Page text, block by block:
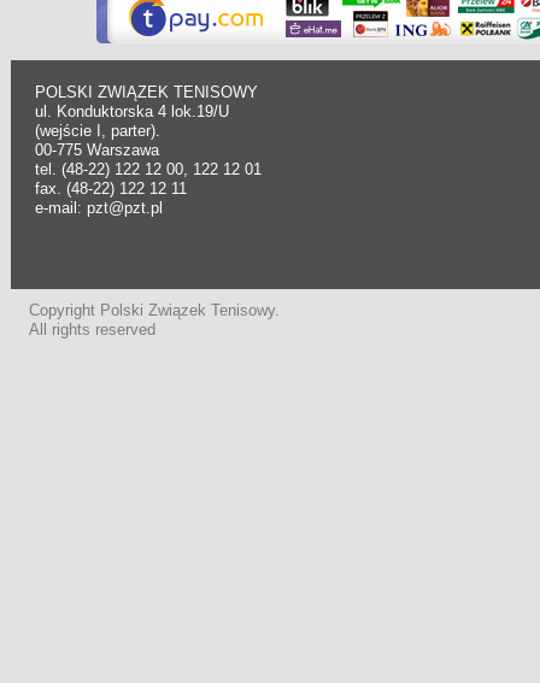
POLSKI ZWIĄZEK TENISOWY
ul. Konduktorska 4 lok.19/U
(wejście I, parter).
00-775 Warszawa
tel. (48-22) 122 12 00, 122 12 01
fax. (48-22) 122 12 11
e-mail: pzt@pzt.pl
Copyright Polski Związek Tenisowy.
All rights reserved